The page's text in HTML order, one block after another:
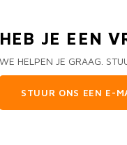
HEB JE EEN
WE HELPEN JE GRAAG.
STUUR ONS EEN E-